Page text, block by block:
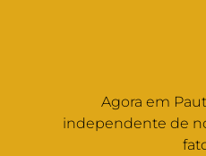
Agora em
independente de